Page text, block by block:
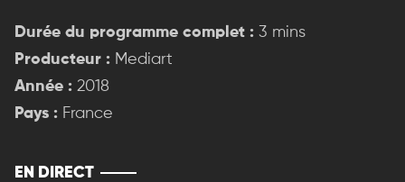
Durée du programme complet : 3 mins
Producteur : Mediart
Année : 2018
Pays : France
EN DIRECT